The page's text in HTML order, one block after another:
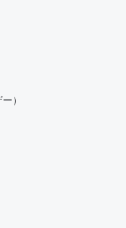
）